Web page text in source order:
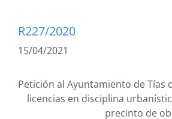
R227/2020
15/04/2021
Petición al Ayuntamiento de Tías
licencias en disciplina
precinto de